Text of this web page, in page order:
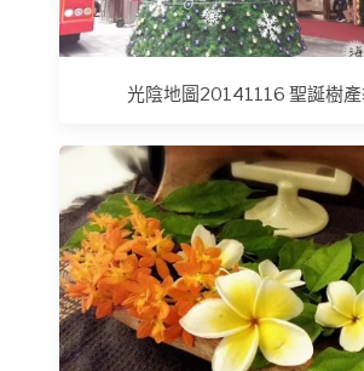
光陰地圖20141116 聖誕樹產